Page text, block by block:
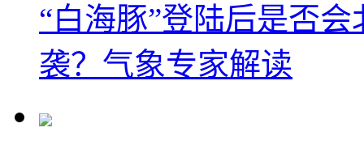
“白海豚”登陆后是否
袭？气象专家解读